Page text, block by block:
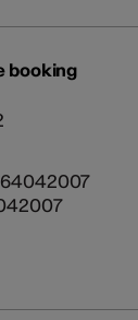
booking